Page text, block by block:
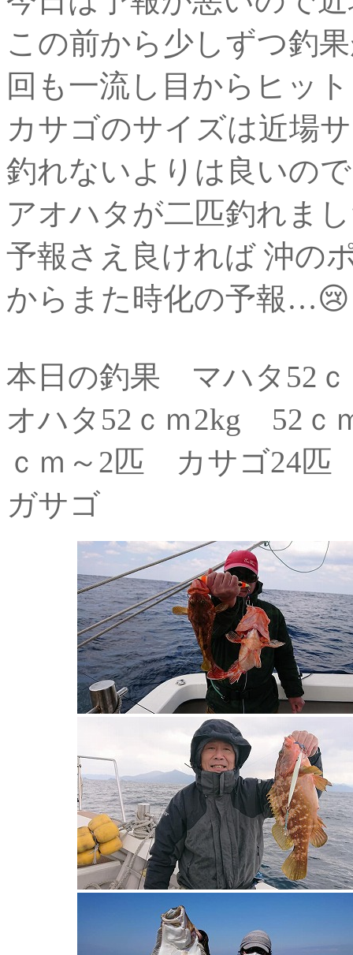
この前から少しずつ釣
回も一流し目からヒッ
カサゴのサイズは近場
釣れないよりは良いの
アオハタが二匹釣れま
予報さえ良ければ 沖の
からまた時化の予報…😢
本日の釣果 マハタ52
オハタ52ｃｍ2kg 52
ｃｍ～2匹 カサゴ24
ガサゴ